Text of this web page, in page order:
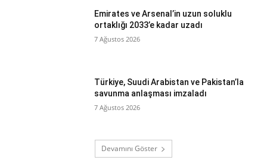
Emirates ve Arsenal’in uzun soluklu
ortaklığı 2033’e kadar uzadı
7 Ağustos 2026
Türkiye, Suudi Arabistan ve Pakistan’la
savunma anlaşması imzaladı
7 Ağustos 2026
Devamını Göster